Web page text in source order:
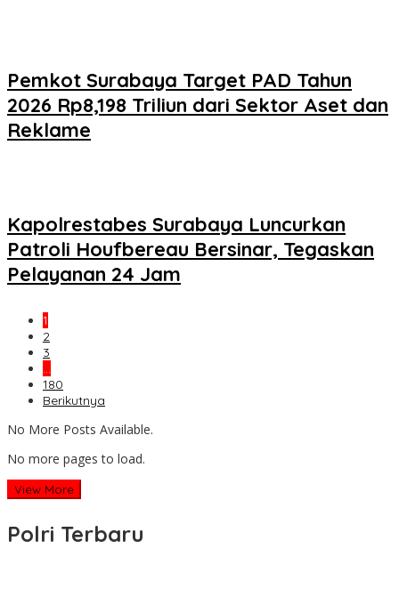
Pemkot Surabaya Target PAD Tahun
2026 Rp8,198 Triliun dari Sektor Aset dan
Reklame
Kapolrestabes Surabaya Luncurkan
Patroli Houfbereau Bersinar, Tegaskan
Pelayanan 24 Jam
1
2
3
…
180
Berikutnya
No More Posts Available.
No more pages to load.
View More
Polri Terbaru